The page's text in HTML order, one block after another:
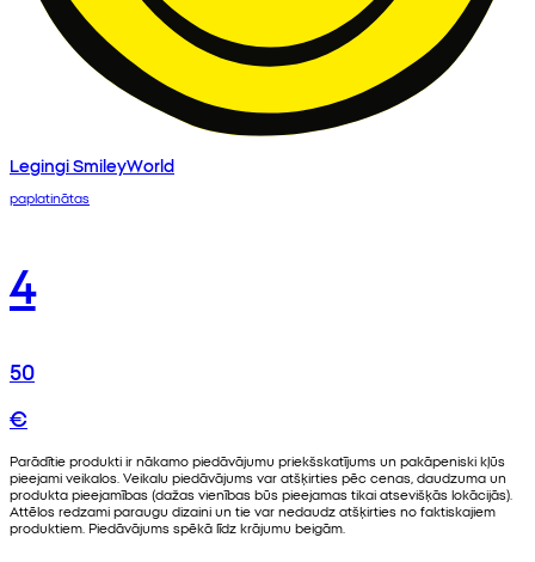
Legingi SmileyWorld
paplatinātas
4
50
€
Parādītie produkti ir nākamo piedāvājumu priekšskatījums un pakāpeniski kļūs
pieejami veikalos. Veikalu piedāvājums var atšķirties pēc cenas, daudzuma un
produkta pieejamības (dažas vienības būs pieejamas tikai atsevišķās lokācijās).
Attēlos redzami paraugu dizaini un tie var nedaudz atšķirties no faktiskajiem
produktiem. Piedāvājums spēkā līdz krājumu beigām.